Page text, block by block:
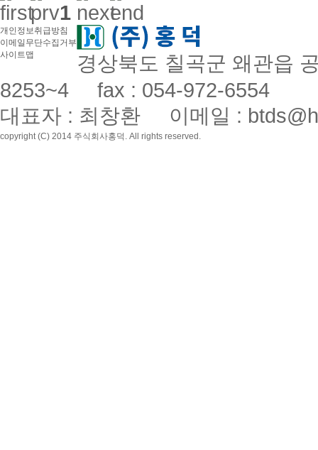
1
개인정보취급방침
이메일무단수집거부
사이트맵
경상북도 칠곡군 왜관읍
8253~4 fax : 054-972-6554
대표자 : 최창환 이메일 :
copyright (C) 2014 주식회사홍덕. All rights reserved.